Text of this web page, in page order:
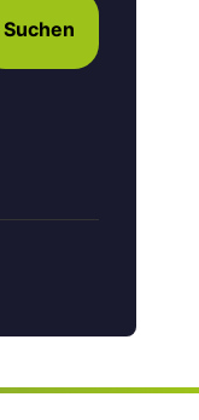
Suchen